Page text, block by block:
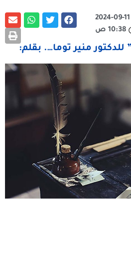
2024-09-11
10:38 ص
منير توما…. بقلم: